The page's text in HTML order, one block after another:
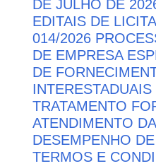
DE JULHO DE
EDITAIS DE
014/2026
DE EMPRESA
DE
TRATAMENTO
ATENDIMENTO
DESEMPENHO
TERMOS E